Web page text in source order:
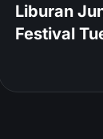
Liburan
Festival